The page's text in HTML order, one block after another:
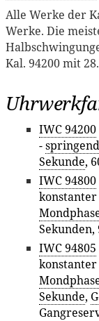
Alle Werke der
Werke. Die
Kal. 94200 mit
IWC 94200
-
Sekunde,
IWC 94800
Sekunden,
IWC 94805
Sekunde,